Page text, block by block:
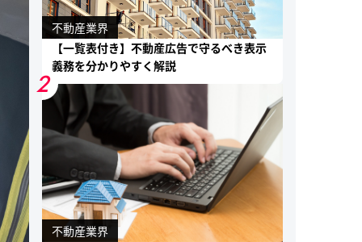
不動産業界
【一覧表付き】不動産広告で守るべき表示
義務を分かりやすく解説
2
不動産業界